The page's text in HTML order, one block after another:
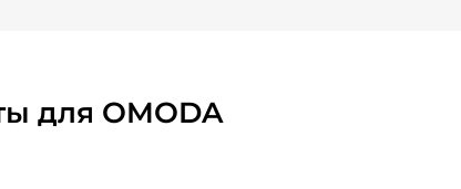
для OMODA